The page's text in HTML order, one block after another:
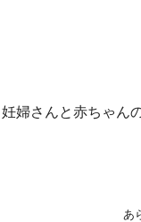
妊婦さんと赤ちゃん
あ